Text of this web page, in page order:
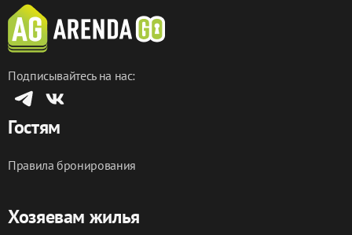
Подписывайтесь на нас:
Гостям
Правила бронирования
Хозяевам жилья